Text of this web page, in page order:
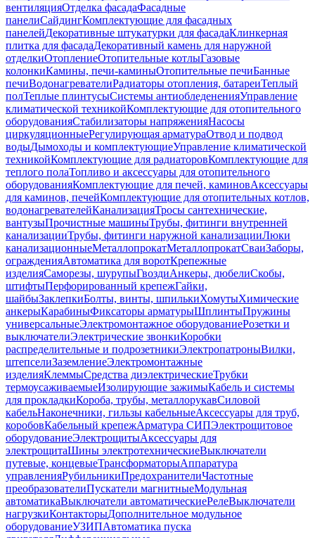
вентиляцияОтделка фасадаФасадные
панелиСайдингКомплектующие для фасадных
панелейДекоративные штукатурки для фасадаКлинкерная
плитка для фасадаДекоративный камень для наружной
отделкиОтоплениеОтопительные котлыГазовые
колонкиКамины, печи-каминыОтопительные печиБанные
печиВодонагревателиРадиаторы отопления, батареиТеплый
полТеплые плинтусыСистемы антиобледененияУправление
климатической техникойКомплектующие для отопительного
оборудованияСтабилизаторы напряженияНасосы
циркуляционныеРегулирующая арматураОтвод и подвод
водыДымоходы и комплектующиеУправление климатической
техникойКомплектующие для радиаторовКомплектующие для
теплого полаТопливо и аксессуары для отопительного
оборудованияКомплектующие для печей, каминовАксессуары
для каминов, печейКомплектующие для отопительных котлов,
водонагревателейКанализацияТросы сантехнические,
вантузыПрочистные машиныТрубы, фитинги внутренней
канализацииТрубы, фитинги наружной канализацииЛюки
канализационныеМеталлопрокатМеталлопрокатСваиЗаборы,
огражденияАвтоматика для воротКрепежные
изделияСаморезы, шурупыГвоздиАнкеры, дюбелиСкобы,
штифтыПерфорированный крепежГайки,
шайбыЗаклепкиБолты, винты, шпилькиХомутыХимические
анкерыКарабиныФиксаторы арматурыШплинтыПружины
универсальныеЭлектромонтажное оборудованиеРозетки и
выключателиЭлектрические звонкиКоробки
распределительные и подрозетникиЭлектропатроныВилки,
штепселиЗаземлениеЭлектромонтажные
изделияКлеммыСредства диэлектрическиеТрубки
термоусаживаемыеИзолирующие зажимыКабель и системы
для прокладкиКороба, трубы, металлорукавСиловой
кабельНаконечники, гильзы кабельныеАксессуары для труб,
коробовКабельный крепежАрматура СИПЭлектрощитовое
оборудованиеЭлектрощитыАксессуары для
электрощитаШины электротехническиеВыключатели
путевые, концевыеТрансформаторыАппаратура
управленияРубильникиПредохранителиЧастотные
преобразователиПускатели магнитныеМодульная
автоматикаВыключатели автоматическиеРелеВыключатели
нагрузкиКонтакторыДополнительное модульное
оборудованиеУЗИПАвтоматика пуска